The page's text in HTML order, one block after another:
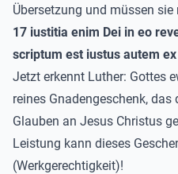
Übersetzung und müssen
17 iustitia enim Dei in eo
scriptum est iustus autem
Jetzt erkennt Luther: Gottes
reines Gnadengeschenk,
Glauben an Jesus Christus
Leistung kann dieses
(Werkgerechtigkeit)!